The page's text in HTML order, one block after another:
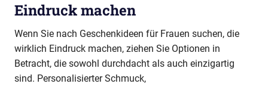
Eindruck machen
Wenn Sie nach Geschenkideen für Frauen suchen, die
wirklich Eindruck machen, ziehen Sie Optionen in
Betracht, die sowohl durchdacht als auch einzigartig
sind. Personalisierter Schmuck,